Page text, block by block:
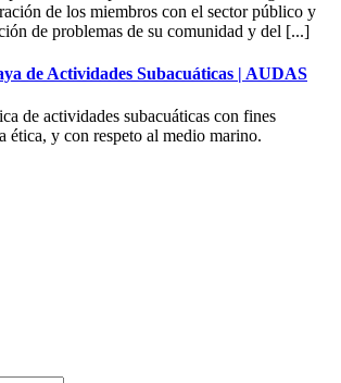
de los miembros con el sector público y
de problemas de su comunidad y del [...]
de Actividades Subacuáticas | AUDAS
de actividades subacuáticas con fines
ética, y con respeto al medio marino.